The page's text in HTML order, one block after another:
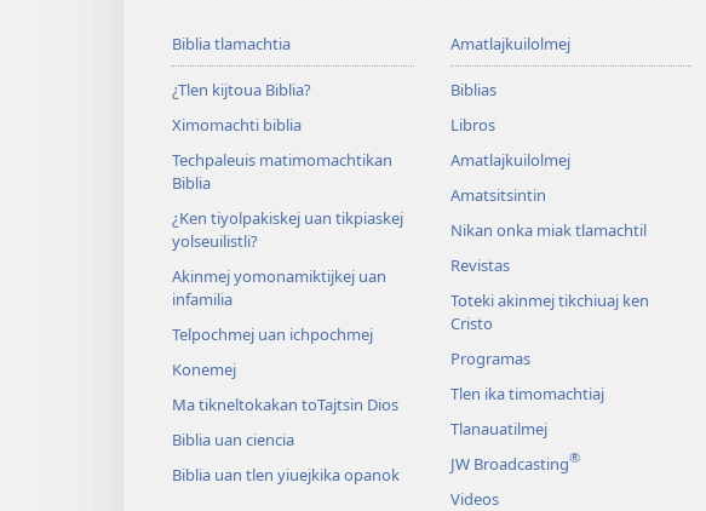
Biblia tlamachtia
¿Tlen kijtoua Biblia?
Ximomachti biblia
Techpaleuis matimomachtikan
Biblia
¿Ken tiyolpakiskej uan tikpiaskej
yolseuilistli?
Akinmej yomonamiktijkej uan
infamilia
Telpochmej uan ichpochmej
Konemej
Ma tikneltokakan toTajtsin Dios
Biblia uan ciencia
Biblia uan tlen yiuejkika opanok
Amatlajkuilolmej
Biblias
Libros
Amatlajkuilolmej
Amatsitsintin
Nikan onka miak tlamachtil
Revistas
Toteki akinmej tikchiuaj ken
Cristo
Programas
Tlen ika timomachtiaj
Tlanauatilmej
JW Broadcasting®
Videos